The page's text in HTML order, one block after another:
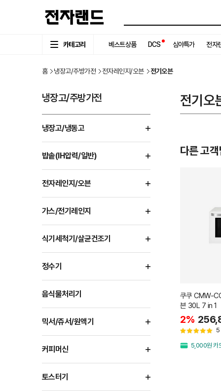
카테고리 베스트상품 DCS 심야특가 전자
홈 냉장고/주방가전 전자레인지/오븐 전기오븐
냉장고/주방가전
냉장고/냉동고
밥솥(IH압력/일반)
전자레인지/오븐
가스/전기레인지
식기세척기/살균건조기
정수기
음식물처리기
믹서/쥬서/원액기
커피머신
토스터기
전기오
다른 고
쿠쿠 CMW-
븐 30L 7 in 1
2%
5
5,000원 카